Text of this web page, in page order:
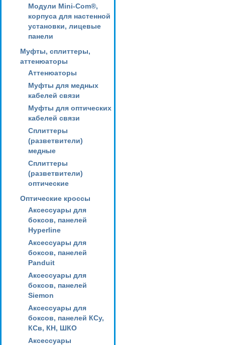
Модули Mini-Com®,
корпуса для настенной
установки, лицевые
панели
Муфты, сплиттеры,
аттенюаторы
Аттенюаторы
Муфты для медных
кабелей связи
Муфты для оптических
кабелей связи
Сплиттеры
(разветвители)
медные
Сплиттеры
(разветвители)
оптические
Оптические кроссы
Аксессуары для
боксов, панелей
Hyperline
Аксессуары для
боксов, панелей
Panduit
Аксессуары для
боксов, панелей
Siemon
Аксессуары для
боксов, панелей КСу,
КСв, КН, ШКО
Аксессуары